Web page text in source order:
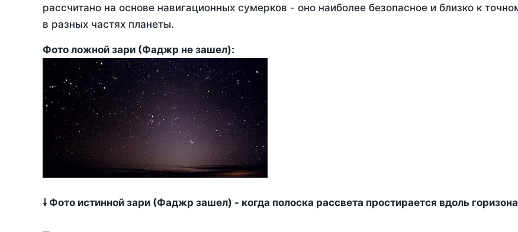
рассчитано на основе навигационных сумерков - оно наиболее безопасное и близко к
в разных частях планеты.
Фото ложной зари (Фаджр не зашел):
🠗 Фото истинной зари (Фаджр зашел) - когда полоска рассвета простирается вдоль горизона